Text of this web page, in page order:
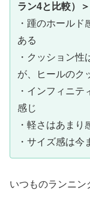
ラン4と比較）
＞
・踵のホール
ある
・クッション
が、ヒールのク
・インフィニ
感じ
・軽さはあま
・サイズ感は
いつものランニン